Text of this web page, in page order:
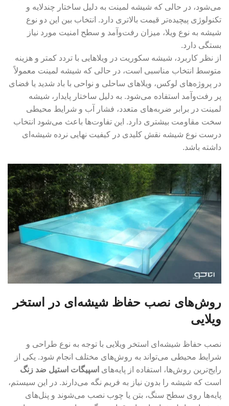
می‌شود، در حالی که شیشه لمینت به دلیل ساختار چندلایه و
تکنولوژی پیچیده‌تر قیمت بالاتری دارد. انتخاب بین این دو نوع
شیشه به نوع ویلا، میزان رفت‌وآمد و سطح امنیت مورد نیاز
بستگی دارد.
از نظر کاربرد، شیشه سکوریت در ویلاهایی با تردد کمتر و هزینه
متوسط انتخاب مناسبی است، در حالی که شیشه لمینت معمولاً
در پروژه‌های لوکس، ویلاهای ساحلی و نواحی با باد شدید یا فضای
پر رفت‌وآمد استفاده می‌شود. به دلیل ساختار پایدار، شیشه
لمینت در برابر ضربه‌های متعدد، فشار آب و شرایط محیطی
سخت مقاومت بیشتری دارد. این تفاوت‌ها باعث می‌شود انتخاب
درست نوع شیشه نقش کلیدی در کیفیت نهایی نرده شیشه‌ای
داشته باشد.
روش‌های نصب حفاظ شیشه‌ای در استخر
ویلایی
نصب حفاظ شیشه‌ای استخر ویلایی با توجه به نوع طراحی و
شرایط محیطی می‌تواند به روش‌های مختلف انجام شود. یکی از
رایج‌ترین روش‌ها، استفاده از پایه‌های اسپیگات استیل ضد زنگ
است که شیشه را بدون نیاز به فریم نگه می‌دارند. در این سیستم،
پایه‌ها روی سطح سنگ، بتن یا چوب نصب می‌شوند و پنل‌های